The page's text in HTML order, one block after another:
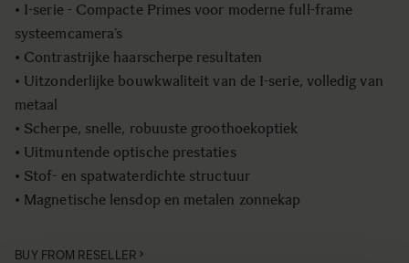
• I-serie - Compacte Primes voor moderne full-frame
systeemcamera’s
• Contrastrijke haarscherpe resultaten
• Uitzonderlijke bouwkwaliteit van de I-serie, volledig van
metaal
• Scherpe, snelle, robuuste groothoekoptiek
• Uitmuntende optische prestaties
• Stof- en spatwaterdichte structuur
• Magnetische lensdop en metalen zonnekap
BUY FROM RESELLER